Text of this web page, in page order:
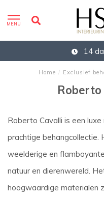
MENU
14
Home / Exclusief
Roberto
Roberto Cavalli is een
prachtige behangcollectie.
weelderige en
natuur en dierenwereld.
hoogwaardige materialen